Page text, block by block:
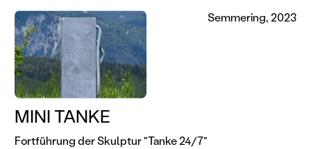
MINI TANKE
Fortführung der Skulptur "Tanke 24/7"
Semmering, 2023